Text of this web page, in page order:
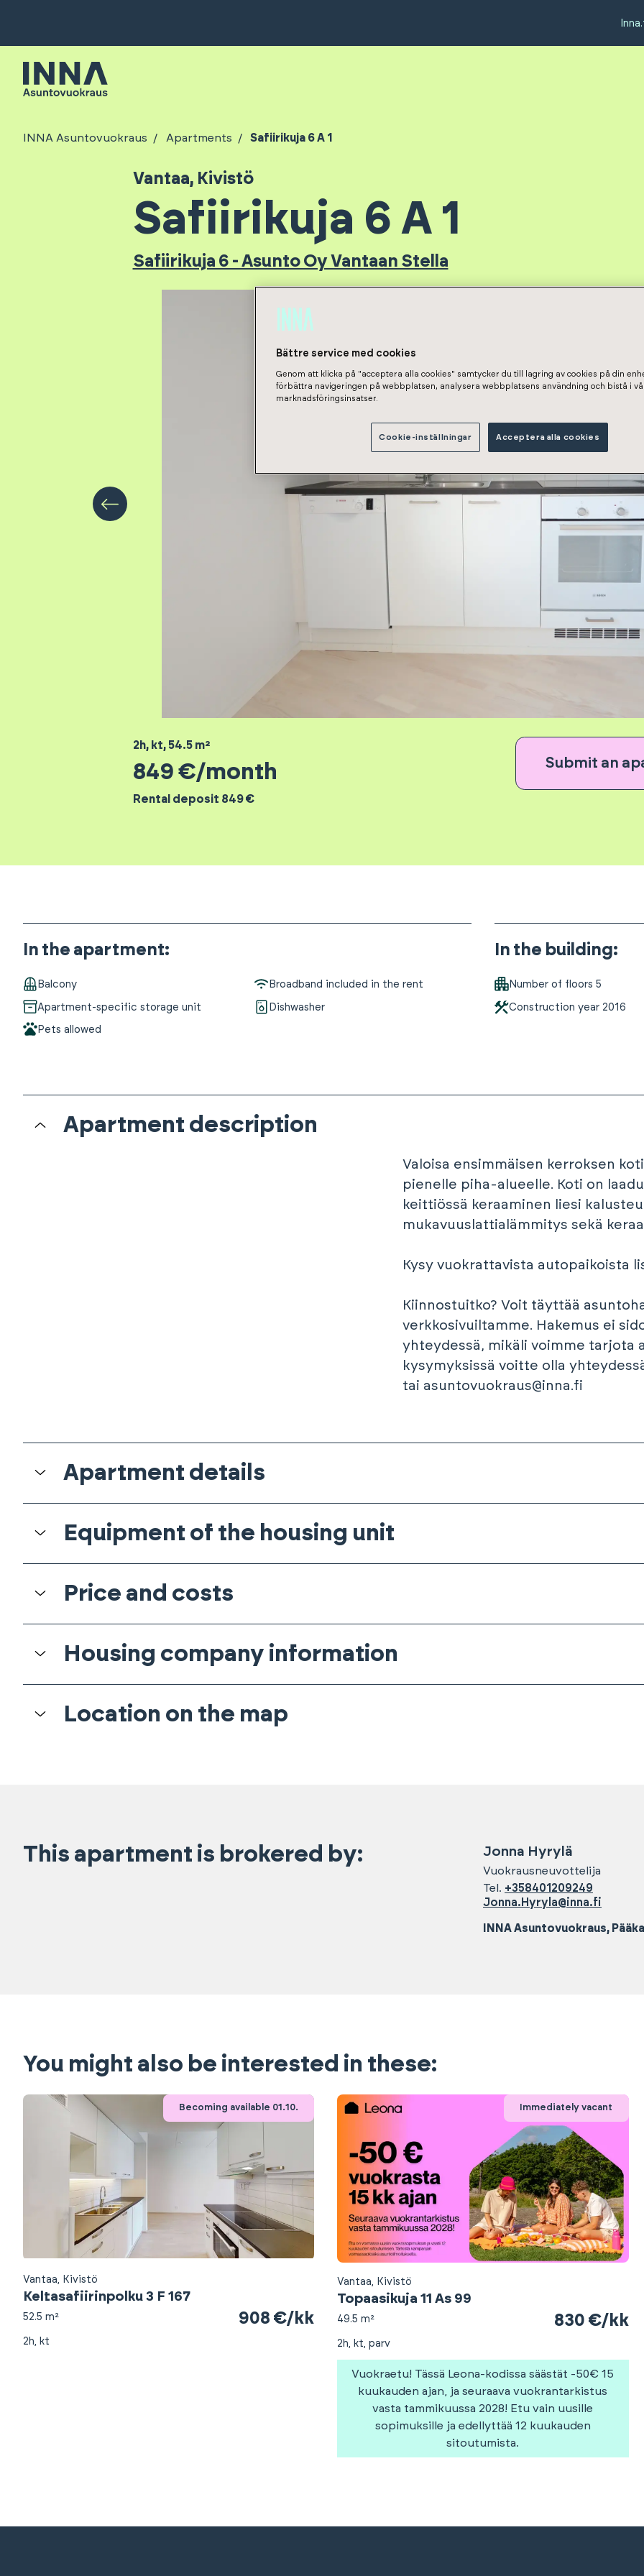
INNA Asuntovuokraus Apartments Safiirikuja 6 A 1
Vantaa, Kivistö
Safiirikuja 6 A 1
Safiirikuja 6 - Asunto Oy Vantaan Stella
2h, kt, 54.5m²
849 €/month
Rental deposit 849 €
Submit an
In the apartment:
Balcony Broadband included in the rent
Apartment-specific storage unit Dishwasher
Pets allowed
In the building:
Number of floors 5
Construction year 2016
Apartment description
Valoisa ensimmäisen kerroksen
pienelle piha-alueelle. Koti on
keittiössä keraaminen liesi
mukavuuslattialämmitys sekä
Kysy vuokrattavista autopaikoista
Kiinnostuitko? Voit täyttää
verkkosivuiltamme. Hakemus ei
yhteydessä, mikäli voimme tarjota
kysymyksissä voitte olla
tai asuntovuokraus@inna.fi
Apartment details
Equipment of the housing unit
Price and costs
Housing company information
Location on the map
This apartment is brokered by: Jonna Hyrylä
Vuokrausneuvottelija
Tel. +358401209249
Jonna.Hyryla@inna.fi
INNA Asuntovuokraus,
You might also be interested in these:
Becoming available 01.10.
Vantaa, Kivistö
Keltasafiirinpolku 3 F 167
52.5 m² 908 €/kk
2h, kt
Immediately vacant
Vantaa, Kivistö
Topaasikuja 11 As 99
49.5 m² 830 €/kk
2h, kt, parv
Vuokraetu! Tässä Leona-kodissa säästät -50€ 15
kuukauden ajan, ja seuraava vuokrantarkistus
vasta tammikuussa 2028! Etu vain uusille
sopimuksille ja edellyttää 12 kuukauden
sitoutumista.
Bättre service med cookies
Genom att klicka på "acceptera alla cookies" samtycker du till lagring av cookies på din
förbättra navigeringen på webbplatsen, analysera webbplatsens användning och bistå i
marknadsföringsinsatser.
Cookie-inställningar Acceptera alla cookies